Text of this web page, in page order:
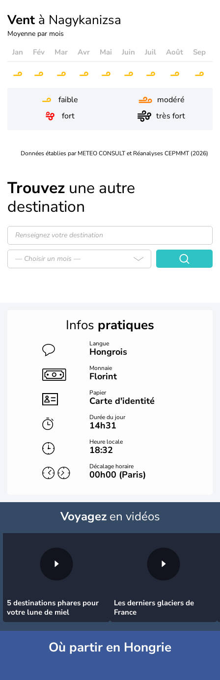
Vent à Nagykanizsa
Moyenne par mois
Jan Fév Mar Avr Mai Juin Juil Août Sep
faible
modéré
fort
très fort
Données établies par METEO CONSULT et Réanalyses CEPMMT (2026)
Trouvez une autre
destination
— Choisir un mois —
Infos pratiques
Langue
Hongrois
Monnaie
Florint
Papier
Carte d'identité
Durée du jour
14h31
Heure locale
18:32
Décalage horaire
00h00 (Paris)
Voyagezen vidéos
5 destinations phares pour
votre lune de miel
Les derniers glaciers de
France
Où partir en Hongrie